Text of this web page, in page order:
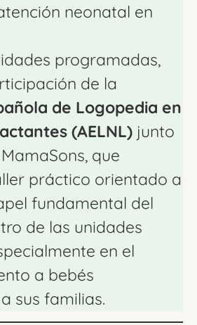
neonatal en
programadas,
de la
de Logopedia en
(AELNL) junto
que
práctico orientado a
fundamental del
de las unidades
en el
a bebés
sus familias.